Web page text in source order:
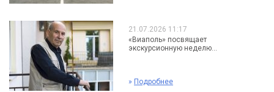
21.07.2026 11:17
«Виаполь» посвящает
экскурсионную неделю...
» Подробнее